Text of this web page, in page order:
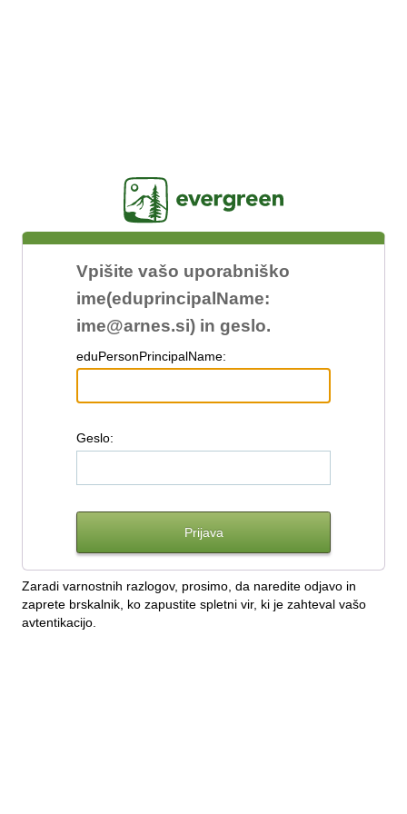
Vpišite vašo uporabniško
ime(eduprincipalName:
ime@arnes.si) in geslo.
eduPersonPrincipalName:
Geslo:
Zaradi varnostnih razlogov, prosimo, da naredite odjavo in
zaprete brskalnik, ko zapustite spletni vir, ki je zahteval vašo
avtentikacijo.